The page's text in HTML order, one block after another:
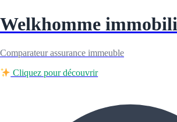
Welkhomme
Comparateur assurance immeuble
Cliquez pour découvrir